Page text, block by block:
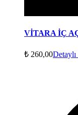
VİTARA İÇ
₺ 260,00